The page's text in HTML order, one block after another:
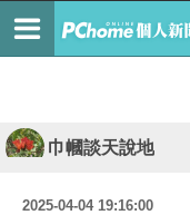
巾幗談天說地
2025-04-04 19:16:00